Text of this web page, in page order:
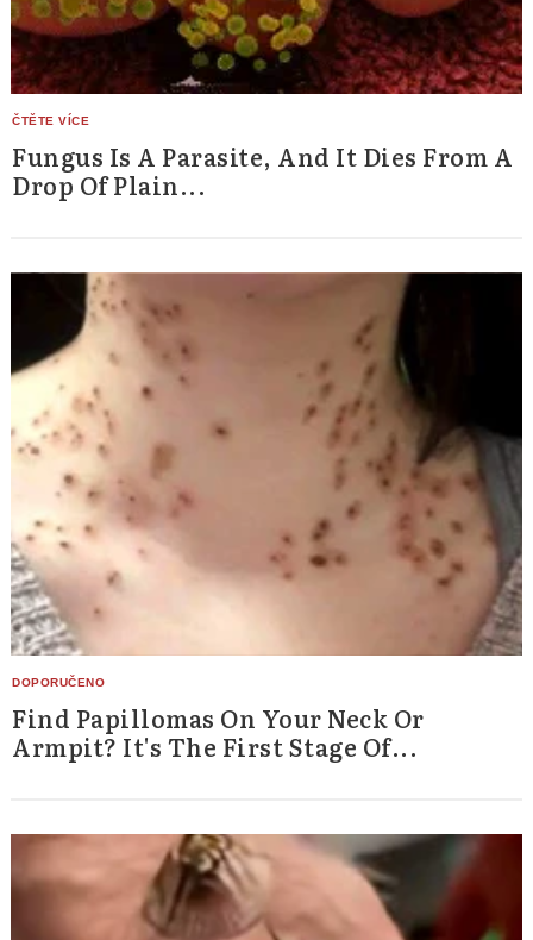
Fungus Is A Parasite, And It Dies From A
Drop Of Plain...
Find Papillomas On Your Neck Or
Armpit? It's The First Stage Of...
Search
for: